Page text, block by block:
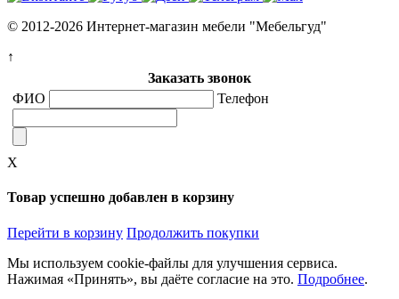
© 2012-2026 Интернет-магазин мебели "Мебельгуд"
↑
Заказать звонок
ФИО
Телефон
X
Товар успешно добавлен в корзину
Перейти в корзину Продолжить покупки
Мы используем cookie-файлы для улучшения сервиса.
Нажимая «Принять», вы даёте согласие на это. Подробнее.